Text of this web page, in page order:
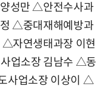
성만△안전수사과
△중대재해예방과
△자연생태과장 이현
업소장 김남수 △동
사업소장 이상이 △